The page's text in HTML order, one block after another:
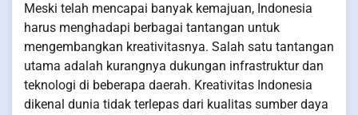
Meski telah mencapai banyak kemajuan, Indonesia
harus menghadapi berbagai tantangan untuk
mengembangkan kreativitasnya. Salah satu tantangan
utama adalah kurangnya dukungan infrastruktur dan
teknologi di beberapa daerah. Kreativitas Indonesia
dikenal dunia tidak terlepas dari kualitas sumber daya